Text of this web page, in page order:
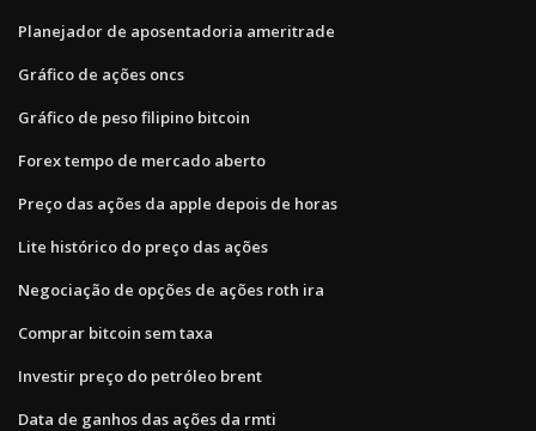
Planejador de aposentadoria ameritrade
Gráfico de ações oncs
Gráfico de peso filipino bitcoin
Forex tempo de mercado aberto
Preço das ações da apple depois de horas
Lite histórico do preço das ações
Negociação de opções de ações roth ira
Comprar bitcoin sem taxa
Investir preço do petróleo brent
Data de ganhos das ações da rmti